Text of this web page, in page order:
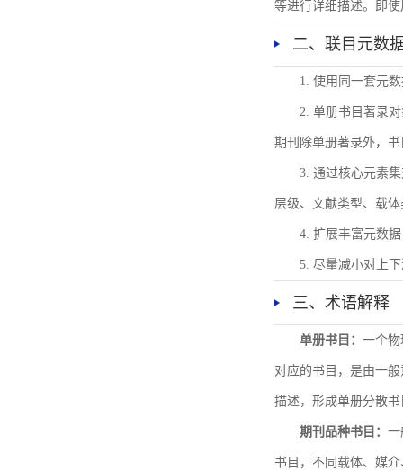
等进行详细描述。即
二、联目元数
1. 使用同一套元
2. 单册书目著录
期刊除单册著录外，
3. 通过核心元素
层级、文献类型、载
4. 扩展丰富元数
5. 尽量减小对上
三、术语解释
单册书目： 一个
对应的书目，是由一
描述，形成单册分散
期刊品种书目： 一
书目，不同载体、媒